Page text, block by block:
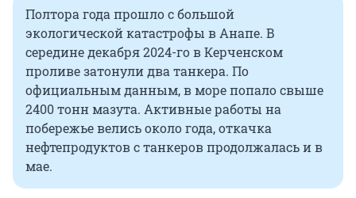
Полтора года прошло с большой
экологической катастрофы в Анапе. В
середине декабря 2024-го в Керченском
проливе затонули два танкера. По
официальным данным, в море попало свыше
2400 тонн мазута. Активные работы на
побережье велись около года, откачка
нефтепродуктов с танкеров продолжалась и в
мае.